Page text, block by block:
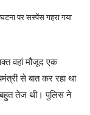
पर सस्पेंस गहरा गया
वहां मौजूद एक
से बात कर रहा था
तेज थी। पुलिस ने